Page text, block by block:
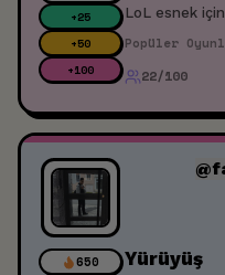
+25
+50
+100
LoL esnek
Popüler
22/100
650 Yürüyüş